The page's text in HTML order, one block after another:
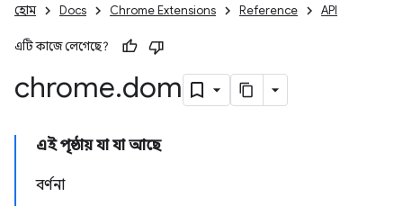
হোম Docs Chrome Extensions Reference API
এটি কাজে লেগেছে?
chrome.dom
এই পৃষ্ঠায় যা যা আছে
বর্ণনা